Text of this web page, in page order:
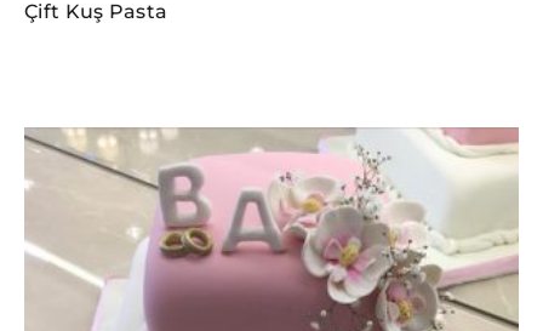
Çift Kuş Pasta